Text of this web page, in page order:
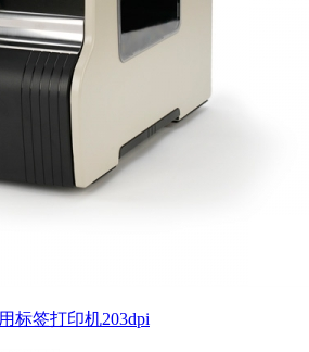
标签打印机203dpi